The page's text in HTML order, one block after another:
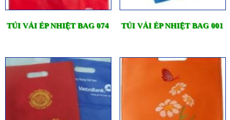
TÚI VẢI ÉP NHIỆT BAG 074 TÚI VẢI ÉP NHIỆT BAG 001